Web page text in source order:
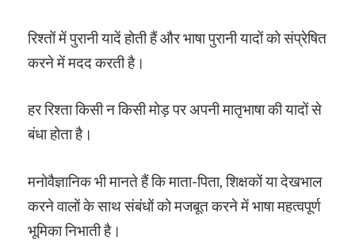
रिश्तों में पुरानी यादें होती हैं और भाषा पुरानी यादों को संप्रेषित
करने में मदद करती है।
हर रिश्ता किसी न किसी मोड़ पर अपनी मातृभाषा की यादों से
बंधा होता है।
मनोवैज्ञानिक भी मानते हैं कि माता-पिता, शिक्षकों या देखभाल
करने वालों के साथ संबंधों को मजबूत करने में भाषा महत्वपूर्ण
भूमिका निभाती है।